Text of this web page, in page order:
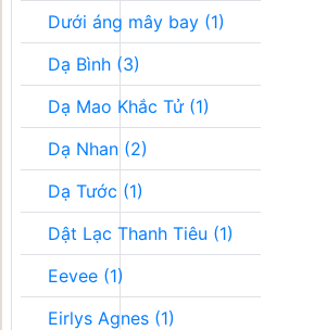
Dưới áng mây bay (1)
Dạ Bình (3)
Dạ Mao Khắc Tử (1)
Dạ Nhan (2)
Dạ Tước (1)
Dật Lạc Thanh Tiêu (1)
Eevee (1)
Eirlys Agnes (1)